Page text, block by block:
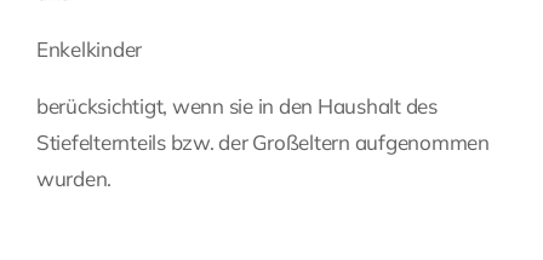
Enkelkinder
berücksichtigt, wenn sie in den Haushalt des
Stiefelternteils bzw. der Großeltern aufgenommen
wurden.